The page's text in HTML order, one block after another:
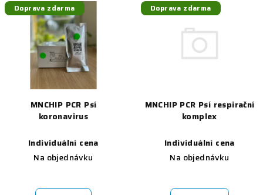
Doprava zdarma
MNCHIP PCR Psí
koronavirus
Individuální cena
Na objednávku
Doprava zdarma
MNCHIP PCR Psí respirační
komplex
Individuální cena
Na objednávku